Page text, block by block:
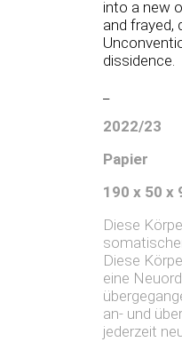
into a new
and frayed,
dissidence.
2022/23
Papier
190 x 50 x
Diese
Diese
eine
an- und
jederzeit